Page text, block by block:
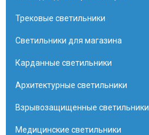
Трековые светильники
Светильники для магазина
Карданные светильники
Архитектурные светильники
Взрывозащищенные светильники
Медицинские светильники